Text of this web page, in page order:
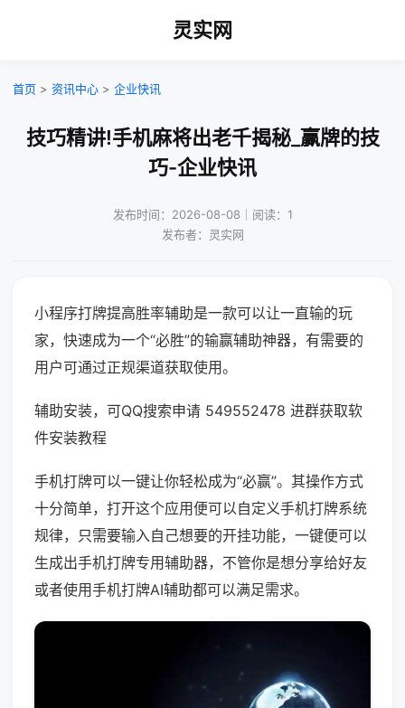
灵实网
首页 > 资讯中心 > 企业快讯
技巧精讲!手机麻将出老千揭秘_赢牌的技
巧-企业快讯
发布时间：2026-08-08｜阅读：1
发布者：灵实网
小程序打牌提高胜率辅助是一款可以让一直输的玩
家，快速成为一个“必胜”的输赢辅助神器，有需要的
用户可通过正规渠道获取使用。
辅助安装，可QQ搜索申请 549552478 进群获取软
件安装教程
手机打牌可以一键让你轻松成为“必赢”。其操作方式
十分简单，打开这个应用便可以自定义手机打牌系统
规律，只需要输入自己想要的开挂功能，一键便可以
生成出手机打牌专用辅助器，不管你是想分享给好友
或者使用手机打牌AI辅助都可以满足需求。